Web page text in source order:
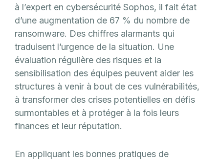
à l’expert en cybersécurité Sophos, il fait état
d’une augmentation de 67 % du nombre de
ransomware. Des chiffres alarmants qui
traduisent l’urgence de la situation. Une
évaluation régulière des risques et la
sensibilisation des équipes peuvent aider les
structures à venir à bout de ces vulnérabilités,
à transformer des crises potentielles en défis
surmontables et à protéger à la fois leurs
finances et leur réputation.
En appliquant les bonnes pratiques de